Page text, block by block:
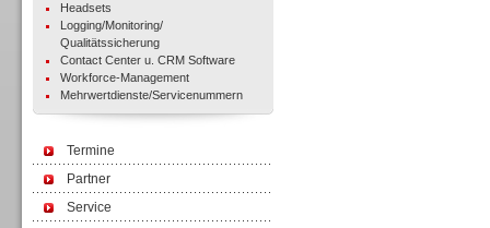
Headsets
Logging/Monitoring/
Qualitätssicherung
Contact Center u. CRM Software
Workforce-Management
Mehrwertdienste/Servicenummern
Termine
Partner
Service